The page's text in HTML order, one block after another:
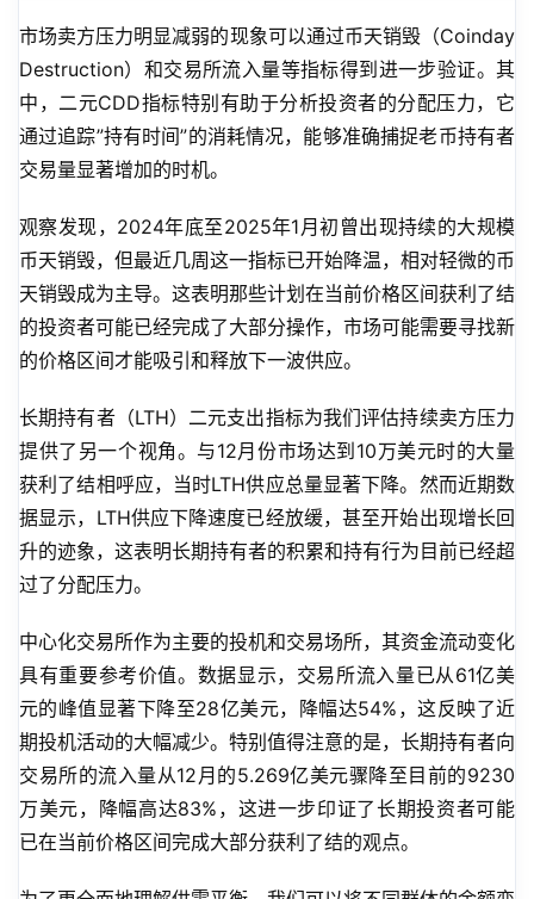
市场卖方压力明显减弱的现象可以通过币天销毁（Coinday
Destruction）和交易所流入量等指标得到进一步验证。其
中，二元CDD指标特别有助于分析投资者的分配压力，它
通过追踪”持有时间”的消耗情况，能够准确捕捉老币持有者
交易量显著增加的时机。
观察发现，2024年底至2025年1月初曾出现持续的大规模
币天销毁，但最近几周这一指标已开始降温，相对轻微的币
天销毁成为主导。这表明那些计划在当前价格区间获利了结
的投资者可能已经完成了大部分操作，市场可能需要寻找新
的价格区间才能吸引和释放下一波供应。
长期持有者（LTH）二元支出指标为我们评估持续卖方压力
提供了另一个视角。与12月份市场达到10万美元时的大量
获利了结相呼应，当时LTH供应总量显著下降。然而近期数
据显示，LTH供应下降速度已经放缓，甚至开始出现增长回
升的迹象，这表明长期持有者的积累和持有行为目前已经超
过了分配压力。
中心化交易所作为主要的投机和交易场所，其资金流动变化
具有重要参考价值。数据显示，交易所流入量已从61亿美
元的峰值显著下降至28亿美元，降幅达54%，这反映了近
期投机活动的大幅减少。特别值得注意的是，长期持有者向
交易所的流入量从12月的5.269亿美元骤降至目前的9230
万美元，降幅高达83%，这进一步印证了长期投资者可能
已在当前价格区间完成大部分获利了结的观点。